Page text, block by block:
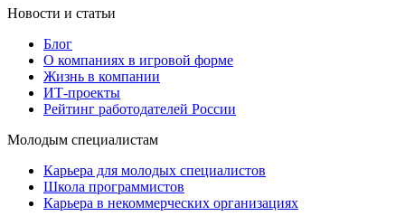
Новости и статьи
Блог
О компаниях в игровой форме
Жизнь в компании
ИТ-проекты
Рейтинг работодателей России
Молодым специалистам
Карьера для молодых специалистов
Школа программистов
Карьера в некоммерческих организациях